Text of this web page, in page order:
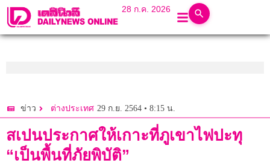
28 ก.ค. 2026
ข่าว ต่างประเทศ 29 ก.ย. 2564 • 8:15 น.
สเปนประกาศให้เกาะที่ภูเขาไฟปะทุ
“เป็นพื้นที่ภัยพิบัติ”